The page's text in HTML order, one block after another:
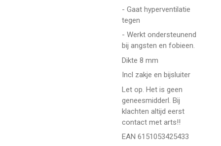
- Gaat hyperventilatie
tegen
- Werkt ondersteunend
bij angsten en fobieen.
Dikte 8 mm
Incl zakje en bijsluiter
Let op. Het is geen
geneesmidderl. Bij
klachten altijd eerst
contact met arts!!
EAN 6151053425433